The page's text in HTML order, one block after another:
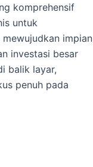
komprehensif
untuk
impian
investasi besar
balik layar,
penuh pada